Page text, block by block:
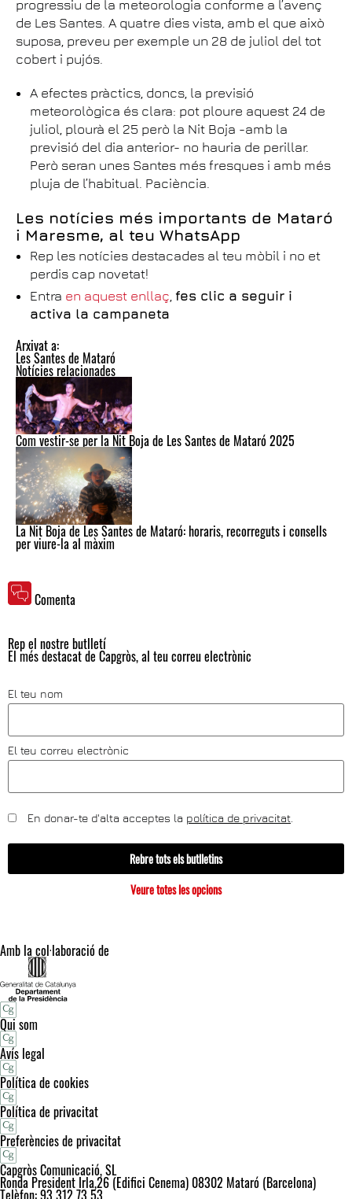
Notícies relacionades
Com vestir-se per la Nit Boja de Les Santes de Mataró 2025
La Nit Boja de Les Santes de Mataró: horaris, recorreguts i consells
per viure-la al màxim
progressiu de la meteorologia conforme a l’avenç
de Les Santes. A quatre dies vista, amb el que això
suposa, preveu per exemple un 28 de juliol del tot
cobert i pujós.
A efectes pràctics, doncs, la previsió
meteorològica és clara: pot ploure aquest 24 de
juliol, plourà el 25 però la Nit Boja -amb la
previsió del dia anterior- no hauria de perillar.
Però seran unes Santes més fresques i amb més
pluja de l’habitual. Paciència.
Les notícies més importants de Mataró
i Maresme, al teu WhatsApp
Rep les notícies destacades al teu mòbil i no et
perdis cap novetat!
Entra en aquest enllaç, fes clic a seguir i
activa la campaneta
Arxivat a:
Les Santes de Mataró
Comenta
Rep el nostre butlletí
El més destacat de Capgròs, al teu correu electrònic
El teu nom
El teu correu electrònic
En donar-te d'alta acceptes la política de privacitat
Rebre tots els butlletins
Veure totes les opcions
Amb la col·laboració de
Qui som
Avís legal
Política de cookies
Política de privacitat
Preferències de privacitat
Capgròs Comunicació, SL
Ronda President Irla,26 (Edifici Cenema) 08302 Mataró (Barcelona)
Telèfon: 93 312 73 53